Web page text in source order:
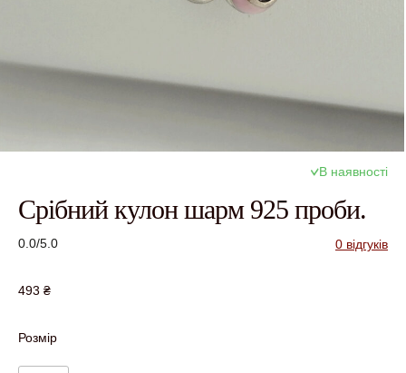
В наявності
Срібний кулон шарм 925 проби.
0.0/5.0 0 відгуків
493 ₴
Розмір